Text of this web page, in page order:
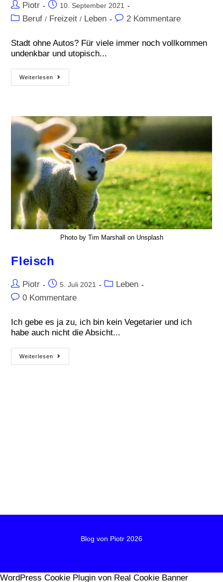
Piotr 10. September 2021
Beruf / Freizeit / Leben 2 Kommentare
Stadt ohne Autos? Für viele immer noch vollkommen
undenkbar und utopisch...
Weiterlesen
Photo by Tim Marshall on Unsplash
Fleisch
Piotr 5. Juli 2021
Leben
0 Kommentare
Ich gebe es ja zu, ich bin kein Vegetarier und ich
habe auch nicht die Absicht...
Weiterlesen
Blog von Piotr 2026
WordPress Cookie Plugin von Real Cookie Banner